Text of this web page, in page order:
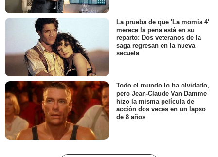
La prueba de que 'La momia 4'
merece la pena está en su
reparto: Dos veteranos de la
saga regresan en la nueva
secuela
Todo el mundo lo ha olvidado,
pero Jean-Claude Van Damme
hizo la misma película de
acción dos veces en un lapso
de 8 años